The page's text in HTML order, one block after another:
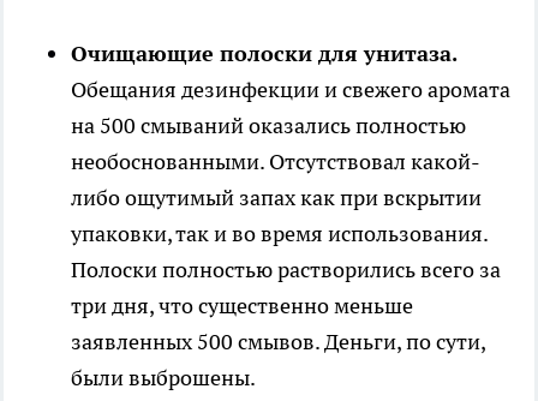
Очищающие полоски для унитаза.
Обещания дезинфекции и свежего аромата
на 500 смываний оказались полностью
необоснованными. Отсутствовал какой-
либо ощутимый запах как при вскрытии
упаковки, так и во время использования.
Полоски полностью растворились всего за
три дня, что существенно меньше
заявленных 500 смывов. Деньги, по сути,
были выброшены.